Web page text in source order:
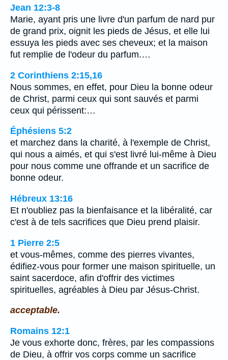
Jean 12:3-8
Marie, ayant pris une livre d'un parfum de nard pur
de grand prix, oignit les pieds de Jésus, et elle lui
essuya les pieds avec ses cheveux; et la maison
fut remplie de l'odeur du parfum.…
2 Corinthiens 2:15,16
Nous sommes, en effet, pour Dieu la bonne odeur
de Christ, parmi ceux qui sont sauvés et parmi
ceux qui périssent:…
Éphésiens 5:2
et marchez dans la charité, à l'exemple de Christ,
qui nous a aimés, et qui s'est livré lui-même à Dieu
pour nous comme une offrande et un sacrifice de
bonne odeur.
Hébreux 13:16
Et n'oubliez pas la bienfaisance et la libéralité, car
c'est à de tels sacrifices que Dieu prend plaisir.
1 Pierre 2:5
et vous-mêmes, comme des pierres vivantes,
édifiez-vous pour former une maison spirituelle, un
saint sacerdoce, afin d'offrir des victimes
spirituelles, agréables à Dieu par Jésus-Christ.
acceptable.
Romains 12:1
Je vous exhorte donc, frères, par les compassions
de Dieu, à offrir vos corps comme un sacrifice